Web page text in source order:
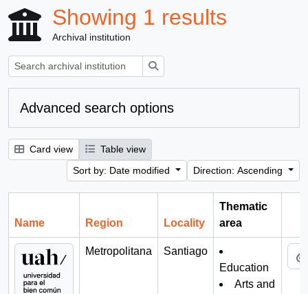
Showing 1 results
Archival institution
Advanced search options
Card view
Table view
Sort by: Date modified
Direction: Ascending
Name Region Locality
Thematic
area
Metropolitana
Santiago
Education
Arts and